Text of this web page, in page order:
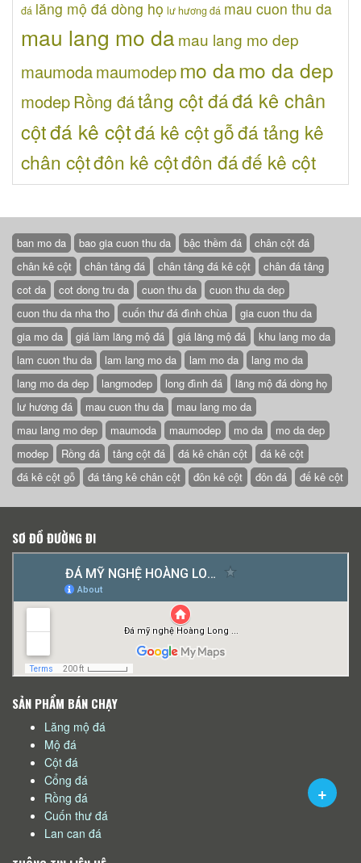
đá lăng mộ đá dòng họ lư hương đá mau cuon thu da
mau lang mo damau lang mo dep
maumodamaumodepmo damo da dep
modepRồng đátảng cột đáđá kê chân
cộtđá kê cộtđá kê cột gỗđá tảng kê
chân cộtđôn kê cộtđôn đáđế kê cột
ban mo da bao gia cuon thu da bậc thềm đá
chân cột đá
chân kê cột
chân tảng đá chân tảng đá kê cột
chân đá tảng
cot da
cot dong tru da cuon thu da
cuon thu da dep
cuon thu da nha tho
cuốn thư đá đình chùa
gia cuon thu da
gia mo da
giá làm lăng mộ đá giá lăng mộ đá
khu lang mo da
lam cuon thu da
lam lang mo da lam mo da
lang mo da
lang mo da dep
langmodep long đình đá
lăng mộ đá dòng họ
lư hương đá
mau cuon thu da
mau lang mo da
mau lang mo dep
maumoda maumodep mo da
mo da dep
modep
Rồng đá tảng cột đá đá kê chân cột
đá kê cột
đá kê cột gỗ
đá tảng kê chân cột đôn kê cột đôn đá đế kê cột
SƠ ĐỒ ĐƯỜNG ĐI
SẢN PHẨM BÁN CHẠY
Lăng mộ đá
Mộ đá
Cột đá
Cổng đá
Rồng đá
Cuốn thư đá
Lan can đá